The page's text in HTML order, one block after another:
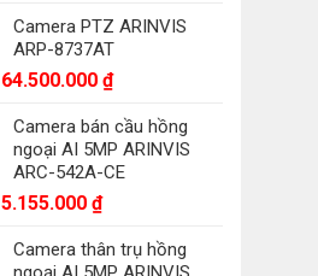
Camera PTZ ARINVIS
ARP-8737AT
64.500.000 ₫
Camera bán cầu hồng
ngoại AI 5MP ARINVIS
ARC-542A-CE
5.155.000 ₫
Camera thân trụ hồng